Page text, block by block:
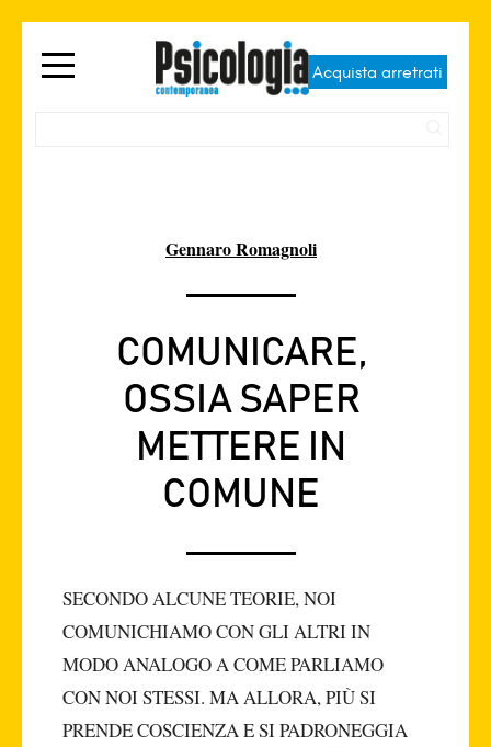
Acquista arretrati
Gennaro Romagnoli
COMUNICARE,
OSSIA SAPER
METTERE IN
COMUNE
SECONDO ALCUNE TEORIE, NOI
COMUNICHIAMO CON GLI ALTRI IN
MODO ANALOGO A COME PARLIAMO
CON NOI STESSI. MA ALLORA, PIÙ SI
PRENDE COSCIENZA E SI PADRONEGGIA